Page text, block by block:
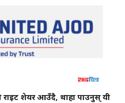
राइट शेयर आउँदै, थाहा पाउनुस् यी